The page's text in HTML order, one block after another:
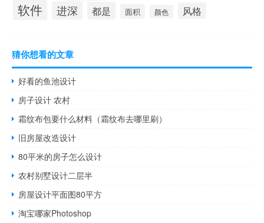
软件 进深 都是 面积 颜色 风格
猜你想看的文章
好看的鱼池设计
房子设计 农村
霜纹布包要什么材料（霜纹布去哪里刷）
旧房屋改造设计
80平米的房子怎么设计
农村别墅设计二层半
房屋设计平面图80平方
淘宝哪家Photoshop